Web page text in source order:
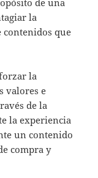
la
contenidos que
la
valores e
de la
la experiencia
un contenido
compra y